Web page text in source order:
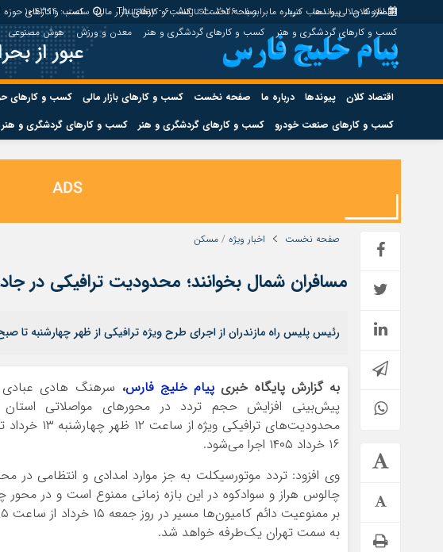
افزونه جلالی را نصب کنید. برابر با : Thursday - 6 - August - 2026 ساعت :10:43:14 اقتصاد کلان پیوندها درباره ما صفحه نخست کسب و کارهای بازار مالی کسب و کارهای حوزه
کسب و کارهای گردشگری و هنر
کسب و کارهای گردشگری و هنر معدن و ورزش هوش مصنوعی
عبور از
اقتصاد کلان پیوندها درباره ما صفحه نخست کسب و کارهای بازار مالی کسب و کارهای
کسب و کارهای صنعت خودرو
کسب و کارهای گردشگری و هنر کسب و کارهای گردشگری و هنر
اقتصاد کلان پیوندها
کسب و کارهای حوزه کشاورزی
هوش مصنوعی
صفحه نخست اخبار ویژه / مسکن
مسافران شمال بخوانند؛ محدودیت ترافیکی در
رئیس پلیس راه مازندران از اجرای طرح ویژه ترافیکی از ظهر چهارشنبه تا
به گزارش پایگاه خبری پیام خلیج فارس، سرهنگ هادی عبادی
پیش‌بینی افزایش حجم تردد در محورهای مواصلاتی استان
محدودیت‌های ترافیکی
۱۶ خرداد ۱۴۰۵ اجرا می‌شود.
وی افزود: تردد موتورسیکلت به جز موارد امدادی و انتظامی در
چالوس هراز و سوادکوه در این بازه زمانی ممنوع است و در محور
به سمت تهران یک‌طرفه خواهد شد.